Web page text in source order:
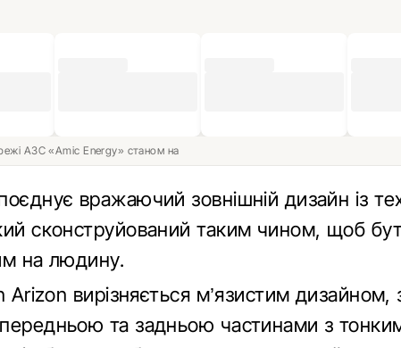
АЗС «Amic Energy» станом на
вражаючий зовнішній дизайн із
сконструйований таким чином, щоб
на людину.
Arizon вирізняється м’язистим дизайном,
та задньою частинами з